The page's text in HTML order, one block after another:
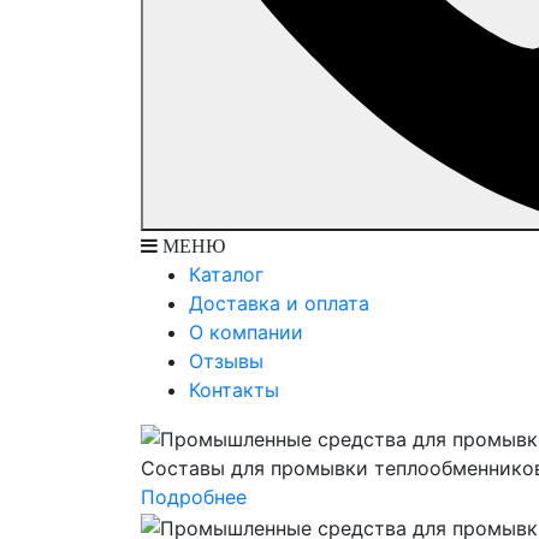
МЕНЮ
Каталог
Доставка и оплата
О компании
Отзывы
Контакты
Составы для промывки
Подробнее